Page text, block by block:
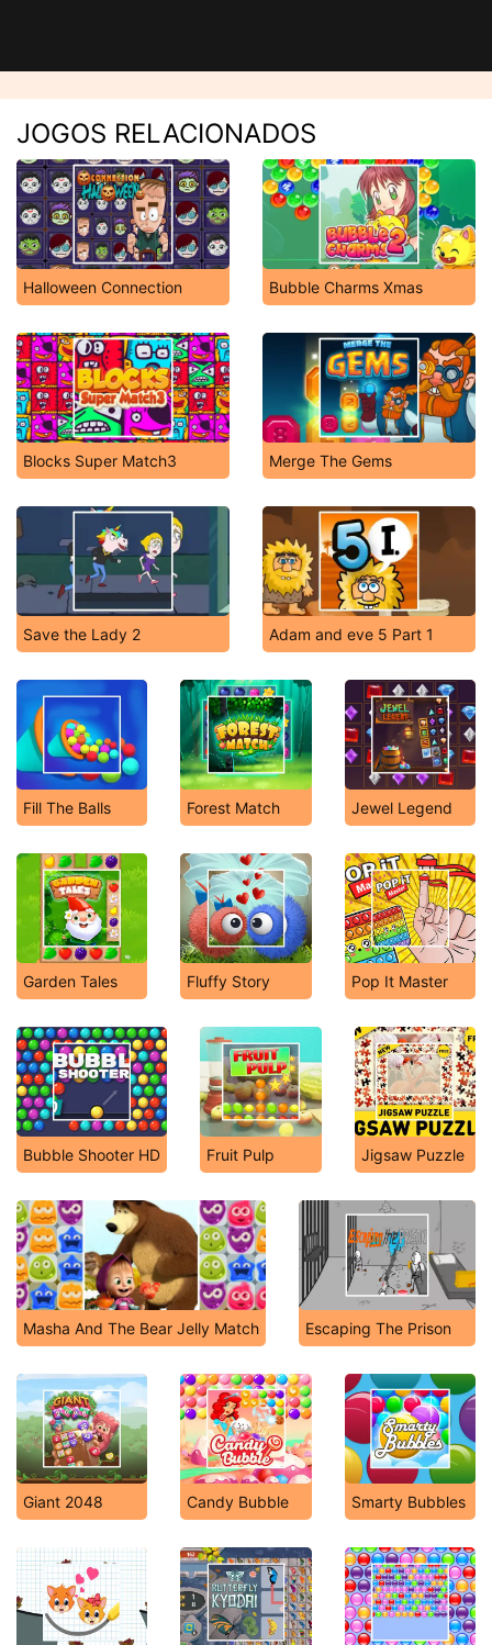
JOGOS RELACIONADOS
Halloween Connection Bubble Charms Xmas
Blocks Super Match3 Merge The Gems
Save the Lady 2 Adam and eve 5 Part 1
Fill The Balls Forest Match Jewel Legend
Garden Tales Fluffy Story Pop It Master
Bubble Shooter HD Fruit Pulp Jigsaw Puzzle
Masha And The Bear Jelly Match Escaping The Prison
Giant 2048 Candy Bubble Smarty Bubbles